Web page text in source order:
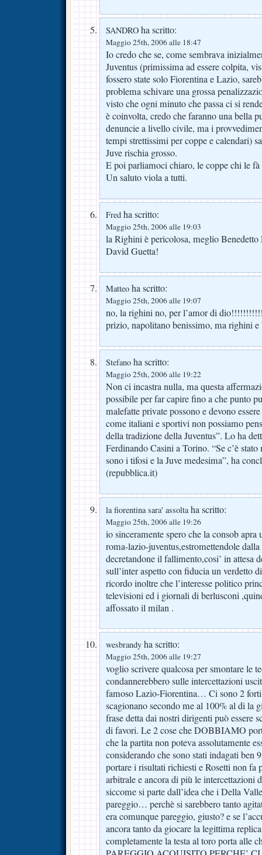
SANDRO ha scritto:
Maggio 25th, 2006 alle 18:47
Io credo che se, come sembrava
Juventus (primissima ad essere colpita,
fossero state solo Fiorentina e Lazio,
problema schivare una grossa
visto che ogni minuto che passa ci si
è coinvolta, credo che faranno una bella
denuncie a livello civile, ma i
tempi strettissimi per coppe e calendari)
Juve rischia grosso.
E poi parliamoci chiaro, le coppe chi le
Un saluto viola a tutti.
Fred ha scritto:
Maggio 25th, 2006 alle 19:03
la Righini è pericolosa, meglio
David Guetta!
Matteo ha scritto:
Maggio 25th, 2006 alle 19:07
no, la righini no, per l’amor di
prizio, napolitano benissimo, ma righini
Stefano ha scritto:
Maggio 25th, 2006 alle 19:22
Non ci incastra nulla, ma questa
possibile per far capire fino a che punto
malefatte private possono e devono
come italiani e sportivi non possiamo
della tradizione della Juventus”. Lo ha
Ferdinando Casini a Torino. “Se c’è
sono i tifosi e la Juve medesima”, ha
(repubblica.it)
la fiorentina sara' assoltaha scritto:
Maggio 25th, 2006 alle 19:26
io sinceramente spero che la consob
roma-lazio-juventus,estromettendole
decretandone il fallimento,cosi’ in attesa
sull’inter aspetto con fiducia un verdetto
ricordo inoltre che l’interesse politico
televisioni ed i giornali di berlusconi
affossato il milan .
wesbrandy ha scritto:
Maggio 25th, 2006 alle 19:27
voglio scrivere qualcosa per smontare le
condannerebbero sulle intercettazioni
famoso Lazio-Fiorentina… Ci sono 2 forti
scagionano secondo me al 100% al di la
frase detta dai nostri dirigenti può essere
di favori. Le 2 cose che DOBBIAMO
che la partita non poteva assolutamente
considerando che sono stati indagati ben
portare i risultati richiesti e Rosetti non fa
arbitrale e ancora di più le
siccome si parte dall’idea che i Della
pareggio… perchè si sarebbero tanto
era comunque pareggio, giusto? e se
ancora tanto da giocare la legittima
completamente la testa al toro porta alle